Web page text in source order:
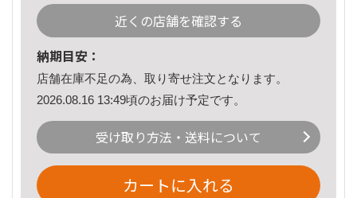
近くの店舗を確認する
納期目安：
店舗在庫不足の為、取り寄せ注文となります。
2026.08.16 13:49頃のお届け予定です。
受け取り方法・送料について
カートに入れる